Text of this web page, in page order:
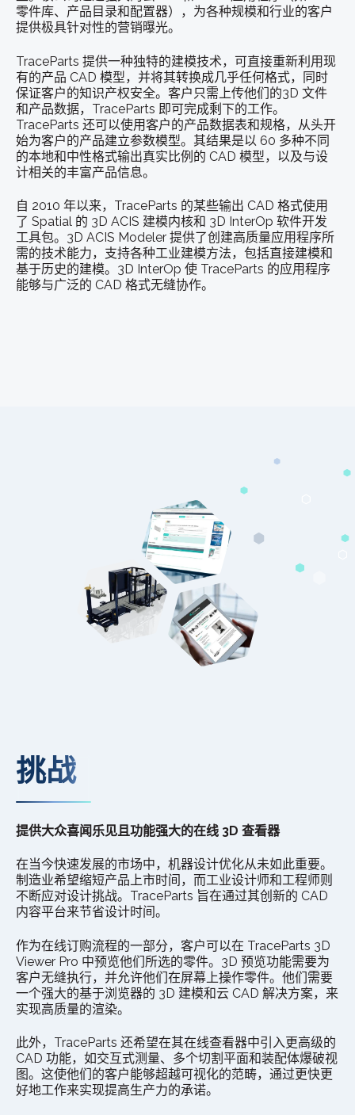
零件库、产品目录和配置器），为各种规模和行业的客户
提供极具针对性的营销曝光。
TraceParts 提供一种独特的建模技术，可直接重新利用现
有的产品 CAD 模型，并将其转换成几乎任何格式，同时
保证客户的知识产权安全。客户只需上传他们的3D 文件
和产品数据，TraceParts 即可完成剩下的工作。
TraceParts 还可以使用客户的产品数据表和规格，从头开
始为客户的产品建立参数模型。其结果是以 60 多种不同
的本地和中性格式输出真实比例的 CAD 模型，以及与设
计相关的丰富产品信息。
自 2010 年以来，TraceParts 的某些输出 CAD 格式使用
了 Spatial 的 3D ACIS 建模内核和 3D InterOp 软件开发
工具包。3D ACIS Modeler 提供了创建高质量应用程序所
需的技术能力，支持各种工业建模方法，包括直接建模和
基于历史的建模。3D InterOp 使 TraceParts 的应用程序
能够与广泛的 CAD 格式无缝协作。
挑战
提供大众喜闻乐见且功能强大的在线 3D 查看器
在当今快速发展的市场中，机器设计优化从未如此重要。
制造业希望缩短产品上市时间，而工业设计师和工程师则
不断应对设计挑战。TraceParts 旨在通过其创新的 CAD
内容平台来节省设计时间。
作为在线订购流程的一部分，客户可以在 TraceParts 3D
Viewer Pro 中预览他们所选的零件。3D 预览功能需要为
客户无缝执行，并允许他们在屏幕上操作零件。他们需要
一个强大的基于浏览器的 3D 建模和云 CAD 解决方案，来
实现高质量的渲染。
此外，TraceParts 还希望在其在线查看器中引入更高级的
CAD 功能，如交互式测量、多个切割平面和装配体爆破视
图。这使他们的客户能够超越可视化的范畴，通过更快更
好地工作来实现提高生产力的承诺。